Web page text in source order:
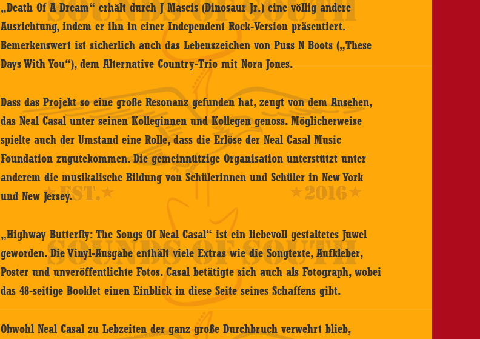
„Death Of A Dream“ erhält durch J Mascis (Dinosaur Jr.) eine völlig andere
Ausrichtung, indem er ihn in einer Independent Rock-Version präsentiert.
Bemerkenswert ist sicherlich auch das Lebenszeichen von Puss N Boots („These
Days With You“), dem Alternative Country-Trio mit Nora Jones.
Dass das Projekt so eine große Resonanz gefunden hat, zeugt von dem Ansehen,
das Neal Casal unter seinen Kolleginnen und Kollegen genoss. Möglicherweise
spielte auch der Umstand eine Rolle, dass die Erlöse der Neal Casal Music
Foundation zugutekommen. Die gemeinnützige Organisation unterstützt unter
anderem die musikalische Bildung von Schülerinnen und Schüler in New York
und New Jersey.
„Highway Butterfly: The Songs Of Neal Casal“ ist ein liebevoll gestaltetes Juwel
geworden. Die Vinyl-Ausgabe enthält viele Extras wie die Songtexte, Aufkleber,
Poster und unveröffentlichte Fotos. Casal betätigte sich auch als Fotograph, wobei
das 48-seitige Booklet einen Einblick in diese Seite seines Schaffens gibt.
Obwohl Neal Casal zu Lebzeiten der ganz große Durchbruch verwehrt blieb,